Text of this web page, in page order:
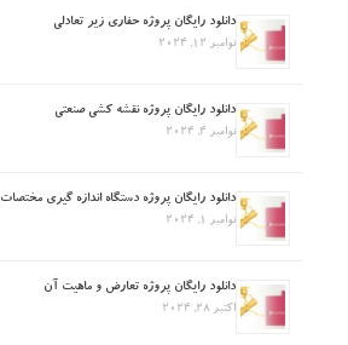
دانلود رایگان پروژه حفاری زیر تعادلی
نوامبر 12, 2024
دانلود رایگان پروژه نقشه کشی صنعتی
نوامبر 4, 2024
دانلود رایگان پروژه دستگاه اندازه گیری مختصات CMM
نوامبر 1, 2024
دانلود رایگان پروژه تعارض و ماهیت آن
اکتبر 28, 2024